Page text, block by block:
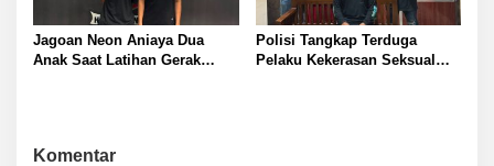
Jagoan Neon Aniaya Dua
Anak Saat Latihan Gerak
Polisi Tangkap Terduga
Pelaku Kekerasan Seksual
Komentar